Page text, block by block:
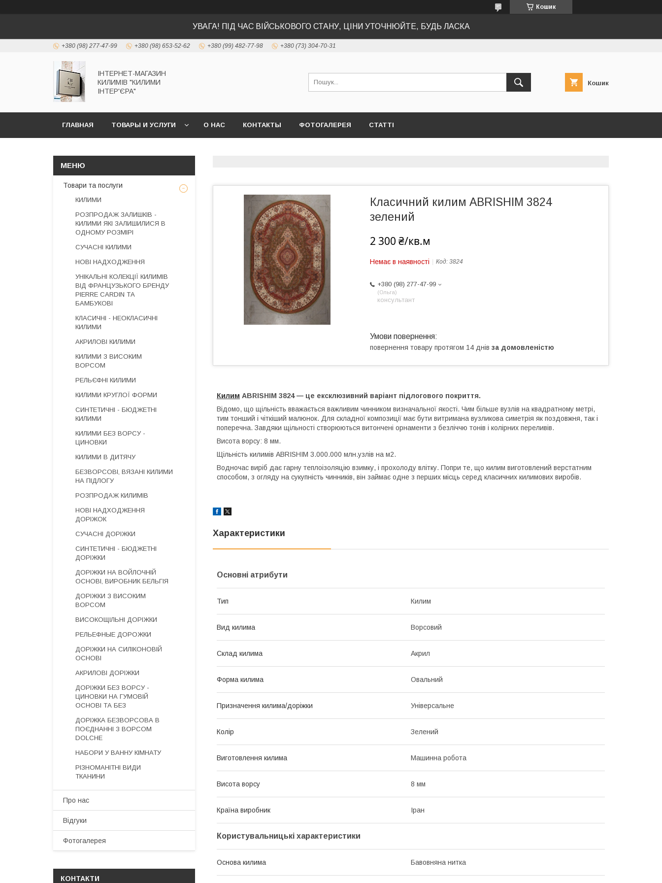
Кошик
УВАГА! ПІД ЧАС ВІЙСЬКОВОГО СТАНУ, ЦІНИ УТОЧНЮЙТЕ, БУДЬ ЛАСКА
+380 (98) 277-47-99 +380 (98) 653-52-62 +380 (99) 482-77-98 +380 (73) 304-70-31
ІНТЕРНЕТ-МАГАЗИН
КИЛИМІВ "КИЛИМИ
ІНТЕР'ЄРА"
Кошик
ГЛАВНАЯ ТОВАРЫ И УСЛУГИ О НАС КОНТАКТЫ ФОТОГАЛЕРЕЯ СТАТТІ
Класичний килим АBRISHIM 3824
зелений
2 300 ₴/кв.м
Немає в наявності Код: 3824
+380 (98) 277-47-99
Ольга
консультант
повернення товару протягом 14 днів за домовленістю
Килим АBRISHIM 3824 — це ексклюзивний варіант підлогового покриття.
Відомо, що щільність вважається важливим чинником визначальної якості. Чим більше вузлів на квадратному метрі,
тим тонший і чіткіший малюнок. Для складної композиції має бути витримана вузликова симетрія як поздовжня, так і
поперечна. Завдяки щільності створюються витончені орнаменти з безліччю тонів і колірних переливів.
Висота ворсу: 8 мм.
Щільність килимів ABRISHIM 3.000.000 млн.узлів на м2.
Водночас виріб дає гарну теплоізоляцію взимку, і прохолоду влітку. Попри те, що килим виготовлений верстатним
способом, з огляду на сукупність чинників, він займає одне з перших місць серед класичних килимових виробів.
Характеристики
Основні атрибути
Тип Килим
Вид килима Ворсовий
Склад килима Акрил
Форма килима Овальний
Призначення килима/доріжки Універсальне
Колір Зелений
Виготовлення килима Машинна робота
Висота ворсу 8 мм
Країна виробник Іран
Користувальницькі характеристики
Основа килима Бавовняна нитка
Товари та послуги
КИЛИМИ
РОЗПРОДАЖ ЗАЛИШКІВ -
КИЛИМИ ЯКІ ЗАЛИШИЛИСЯ В
ОДНОМУ РОЗМІРІ
СУЧАСНІ КИЛИМИ
НОВІ НАДХОДЖЕННЯ
УНІКАЛЬНІ КОЛЕКЦІЇ КИЛИМІВ
ВІД ФРАНЦУЗЬКОГО БРЕНДУ
PIERRE CARDIN ТА
БАМБУКОВІ
КЛАСИЧНІ - НЕОКЛАСИЧНІ
КИЛИМИ
АКРИЛОВІ КИЛИМИ
КИЛИМИ З ВИСОКИМ
ВОРСОМ
РЕЛЬЄФНІ КИЛИМИ
КИЛИМИ КРУГЛОЇ ФОРМИ
СИНТЕТИЧНІ - БЮДЖЕТНІ
КИЛИМИ
КИЛИМИ БЕЗ ВОРСУ -
ЦИНОВКИ
КИЛИМИ В ДИТЯЧУ
БЕЗВОРСОВІ, ВЯЗАНІ КИЛИМИ
НА ПІДЛОГУ
РОЗПРОДАЖ КИЛИМІВ
НОВІ НАДХОДЖЕННЯ
ДОРІЖОК
СУЧАСНІ ДОРІЖКИ
СИНТЕТИЧНІ - БЮДЖЕТНІ
ДОРІЖКИ
ДОРІЖКИ НА ВОЙЛОЧНІЙ
ОСНОВІ, ВИРОБНИК БЕЛЬГІЯ
ДОРІЖКИ З ВИСОКИМ
ВОРСОМ
ВИСОКОЩІЛЬНІ ДОРІЖКИ
РЕЛЬЕФНЫЕ ДОРОЖКИ
ДОРІЖКИ НА СИЛІКОНОВІЙ
ОСНОВІ
АКРИЛОВІ ДОРІЖКИ
ДОРІЖКИ БЕЗ ВОРСУ -
ЦИНОВКИ НА ГУМОВІЙ
ОСНОВІ ТА БЕЗ
ДОРІЖКА БЕЗВОРСОВА В
ПОЄДНАННІ З ВОРСОМ
DOLCHE
НАБОРИ У ВАННУ КІМНАТУ
РІЗНОМАНІТНІ ВИДИ
ТКАНИНИ
Про нас
Відгуки
Фотогалерея
КОНТАКТИ